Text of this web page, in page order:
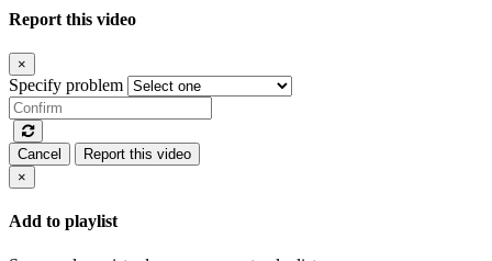
Report this video
×
Specify problem
Cancel
Report this video
×
Add to playlist